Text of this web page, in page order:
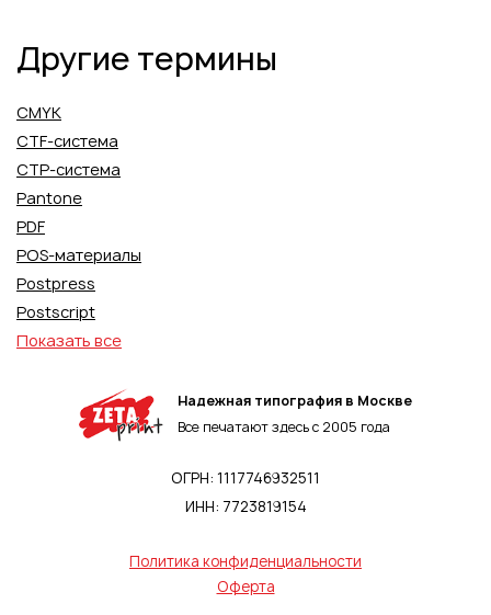
Другие термины
CMYK
CTF-система
CTP-система
Pantone
PDF
POS-материалы
Postpress
Postscript
Показать все
Надежная типография в Москве
Все печатают здесь с 2005 года
ОГРН: 1117746932511
ИНН: 7723819154
Политика конфиденциальности
Оферта